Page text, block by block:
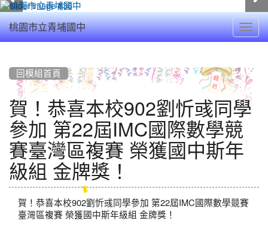
桃園市立青埔國中
回模組首頁
賀！恭喜本校902劉忻彧同學
參加 第22屆IMC國際數學競
賽臺灣區複賽 榮獲國中斯年
級組 金牌獎！
賀！恭喜本校902劉忻彧同學參加 第22屆IMC國際數學競賽
臺灣區複賽 榮獲國中斯年級組 金牌獎！